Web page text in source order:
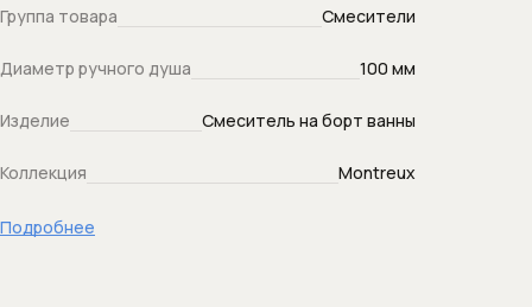
Душевой слив
Душевые гарнитуры
Душевые кронштейны (для верхнего
Группа товара Смесители
Диаметр ручного душа 100 мм
Изделие Смеситель на борт ванны
Коллекция Montreux
Подробнее